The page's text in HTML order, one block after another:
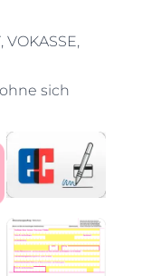
VOKASSE,
sich